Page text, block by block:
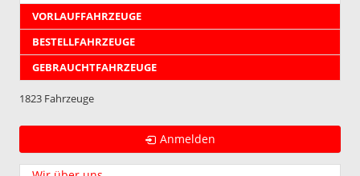
VORLAUFFAHRZEUGE
BESTELLFAHRZEUGE
GEBRAUCHTFAHRZEUGE
1823 Fahrzeuge
Anmelden